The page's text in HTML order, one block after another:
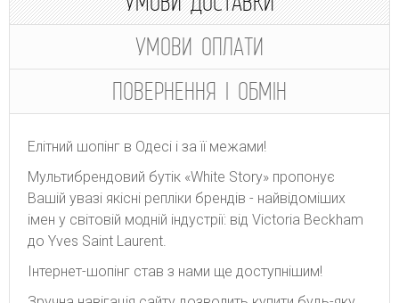
УМОВИ ОПЛАТИ
ПОВЕРНЕННЯ І ОБМІН
Елітний шопінг в Одесі і за її межами!
Мультибрендовий бутік «White Story» пропонує
Вашій увазі якісні репліки брендів - найвідоміших
імен у світовій модній індустрії: від Victoria Beckham
до Yves Saint Laurent.
Інтернет-шопінг став з нами ще доступнішим!